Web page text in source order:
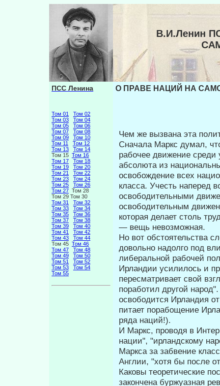
В.И.Ленин
ПСС Ленина
Том 01
Том 02
Том 03
Том 04
Том 05
Том 06
Том 07
Том 08
Том 09
Том 10
Том 11
Том 12
Том 13
Том 14
Том 15 Том 16
Том 17
Том 18
Том 19
Том 20
Том 21
Том 22
Том 23
Том 24
Том 25
Том 26
Том 27 Том 28
Том 29 Том 30
Том 31
Том 32
Том 33
Том 34
Том 35
Том 36
Том 37
Том 38
Том 39
Том 40
Том 41
Том 42
Том 43
Том 44
Том 45 Том 46
Том 47
Том 48
Том 49
Том 50
Том 51
Том 52
Том 53
Том 54
Том 55
О ПРАВЕ НАЦИЙ НА
Чем же вызвана эта
Сначала Маркс думал,
рабочее движение
абсолюта из
освобождение всех
класса. Учесть наперед
освободительными
освободительным
которая делает столь
— вещь невозможная.
Но вот обстоятельства
довольно надолго под
либеральной рабочей
Ирландии усилилось и
пересматривает свой
поработил другой
освободится Ирландия
питает порабощение
ряда наций!).
И Маркс, проводя в
нации", "ирландскому
Маркса за забвение
Англии, "хотя бы после
Каковы теоретические
за­кончена буржуазная